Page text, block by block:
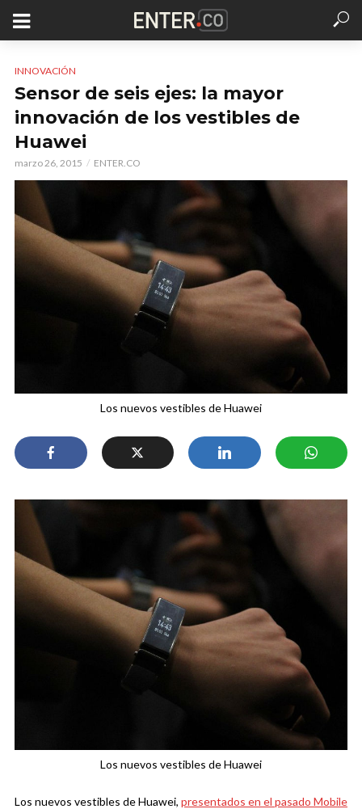
INNOVACIÓN
Sensor de seis ejes: la mayor
innovación de los vestibles de
Huawei
marzo 26, 2015 ENTER.CO
Los nuevos vestibles de Huawei
Los nuevos vestibles de Huawei
Los nuevos vestibles de Huawei, presentados en el pasado Mobile